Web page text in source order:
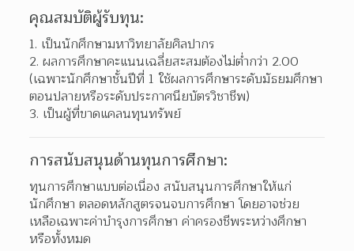
คุณสมบัติผู้รับทุน:
1. เป็นนักศึกษามหาวิทยาลัยศิลปากร
2. ผลการศึกษาคะแนนเฉลี่ยสะสมต้องไม่ต่ำกว่า 2.00
(เฉพาะนักศึกษาชั้นปีที่ 1 ใช้ผลการศึกษาระดับมัธยมศึกษา
ตอนปลายหรือระดับประกาศนียบัตรวิชาชีพ)
3. เป็นผู้ที่ขาดแคลนทุนทรัพย์
การสนับสนุนด้านทุนการศึกษา:
ทุนการศึกษาแบบต่อเนื่อง สนับสนุนการศึกษาให้แก่
นักศึกษา ตลอดหลักสูตรจนจบการศึกษา โดยอาจช่วย
เหลือเฉพาะค่าบำรุงการศึกษา ค่าครองชีพระหว่างศึกษา
หรือทั้งหมด